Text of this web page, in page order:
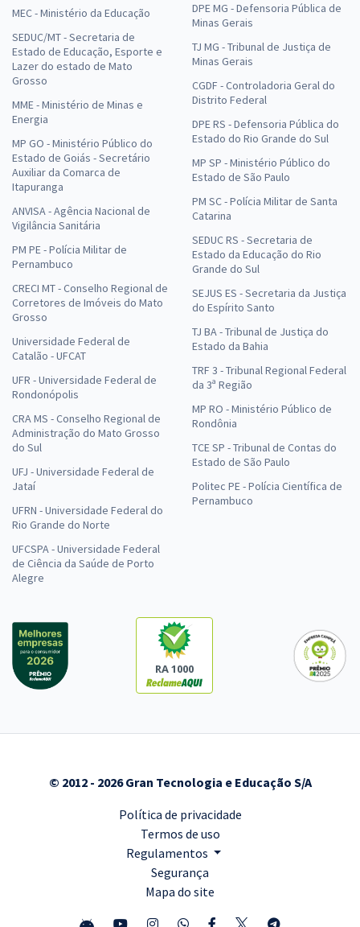
MEC - Ministério da Educação
SEDUC/MT - Secretaria de
Estado de Educação, Esporte e
Lazer do estado de Mato
Grosso
MME - Ministério de Minas e
Energia
MP GO - Ministério Público do
Estado de Goiás - Secretário
Auxiliar da Comarca de
Itapuranga
ANVISA - Agência Nacional de
Vigilância Sanitária
PM PE - Polícia Militar de
Pernambuco
CRECI MT - Conselho Regional de
Corretores de Imóveis do Mato
Grosso
Universidade Federal de
Catalão - UFCAT
UFR - Universidade Federal de
Rondonópolis
CRA MS - Conselho Regional de
Administração do Mato Grosso
do Sul
UFJ - Universidade Federal de
Jataí
UFRN - Universidade Federal do
Rio Grande do Norte
UFCSPA - Universidade Federal
de Ciência da Saúde de Porto
Alegre
DPE MG - Defensoria Pública de
Minas Gerais
TJ MG - Tribunal de Justiça de
Minas Gerais
CGDF - Controladoria Geral do
Distrito Federal
DPE RS - Defensoria Pública do
Estado do Rio Grande do Sul
MP SP - Ministério Público do
Estado de São Paulo
PM SC - Polícia Militar de Santa
Catarina
SEDUC RS - Secretaria de
Estado da Educação do Rio
Grande do Sul
SEJUS ES - Secretaria da Justiça
do Espírito Santo
TJ BA - Tribunal de Justiça do
Estado da Bahia
TRF 3 - Tribunal Regional Federal
da 3ª Região
MP RO - Ministério Público de
Rondônia
TCE SP - Tribunal de Contas do
Estado de São Paulo
Politec PE - Polícia Científica de
Pernambuco
RA 1000
© 2012 - 2026 Gran Tecnologia e Educação S/A
Política de privacidade
Termos de uso
Regulamentos
Segurança
Mapa do site